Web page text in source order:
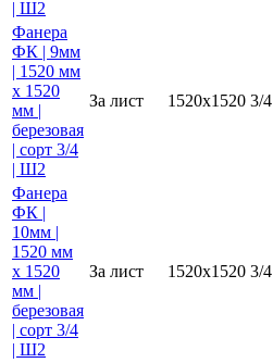
| Ш2
Фанера
ФК | 9мм
| 1520 мм
х 1520
мм |
березовая
| сорт 3/4
| Ш2
За лист 1520х1520 3/4
Фанера
ФК |
10мм |
1520 мм
х 1520
мм |
березовая
| сорт 3/4
| Ш2
За лист 1520х1520 3/4